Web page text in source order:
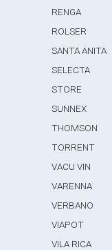
RENGA
ROLSER
SANTA ANITA
SELECTA
STORE
SUNNEX
THOMSON
TORRENT
VACU VIN
VARENNA
VERBANO
VIAPOT
VILA RICA